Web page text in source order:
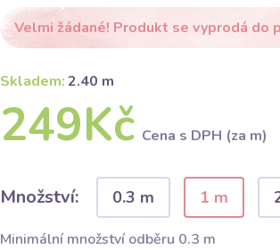
Velmi žádané! Produkt se vyprodá do
Skladem:2.40 m
249Kč Cena s DPH (za m)
Množství: 0.3 m 1 m
Minimální množství odběru 0.3 m